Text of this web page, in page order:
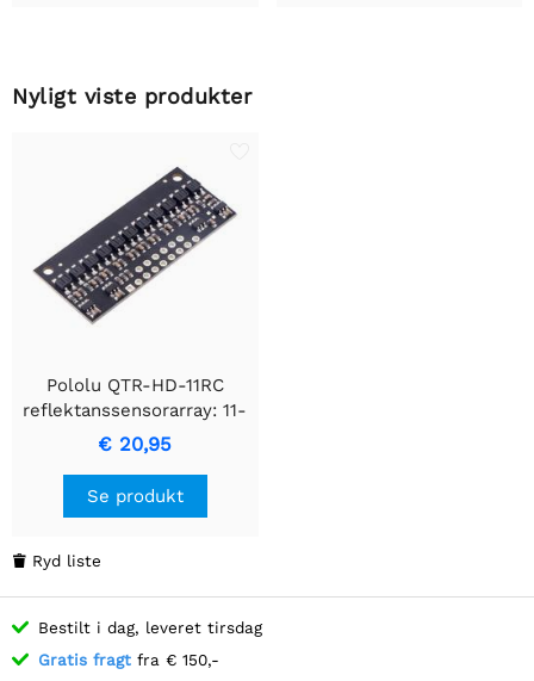
Nyligt viste produkter
Pololu QTR-HD-11RC
reflektanssensorarray: 11-
kanals, 4 mm pitch, RC-
output
€ 20,95
Se produkt
 Ryd liste
Bestilt i dag, leveret tirsdag
Gratis fragt fra € 150,-